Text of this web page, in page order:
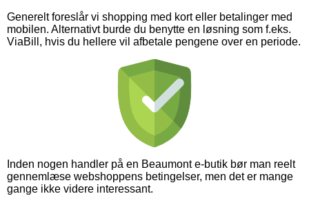
Generelt foreslår vi shopping med kort eller betalinger med
mobilen. Alternativt burde du benytte en løsning som f.eks.
ViaBill, hvis du hellere vil afbetale pengene over en periode.
Inden nogen handler på en Beaumont e-butik bør man reelt
gennemlæse webshoppens betingelser, men det er mange
gange ikke videre interessant.